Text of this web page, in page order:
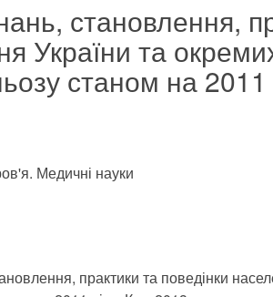
становлення,
України та
станом на 2011
Медичні науки
практики та поведінки